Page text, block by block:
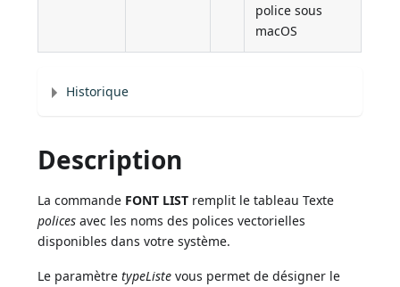
police sous
macOS
Historique
Description
La commande FONT LIST remplit le tableau Texte
polices avec les noms des polices vectorielles
disponibles dans votre système.
Le paramètretypeListe vous permet de désigner le